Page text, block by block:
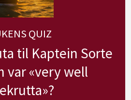
QUIZ
til Kaptein Sorte
var «very well